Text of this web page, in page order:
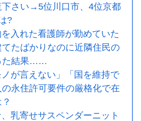
下さい→5位川口市、4位京都
?
入れた看護師が勤めていた
たばかりなのに近隣住民の
た結果……
ノが言えない」「国を維持で
永住許可要件の厳格化で在
乳寄せサスペンダーニット